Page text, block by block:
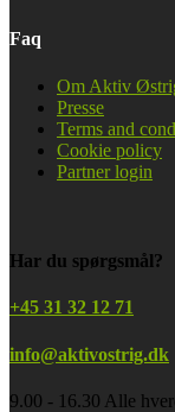
Faq
Om Aktiv
Presse
Terms and
Cookie policy
Partner login
Har du spørgsmål?
+45 31 32 12 71
info@aktivostrig.dk
9.00 - 16.30 Alle